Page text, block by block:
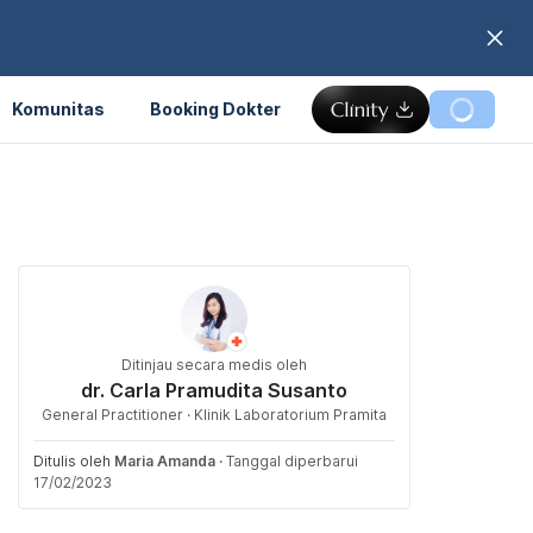
Komunitas Booking Dokter
Ditinjau secara medis oleh
dr. Carla Pramudita Susanto
General Practitioner · Klinik Laboratorium Pramita
Ditulis oleh Maria Amanda · Tanggal diperbarui
17/02/2023